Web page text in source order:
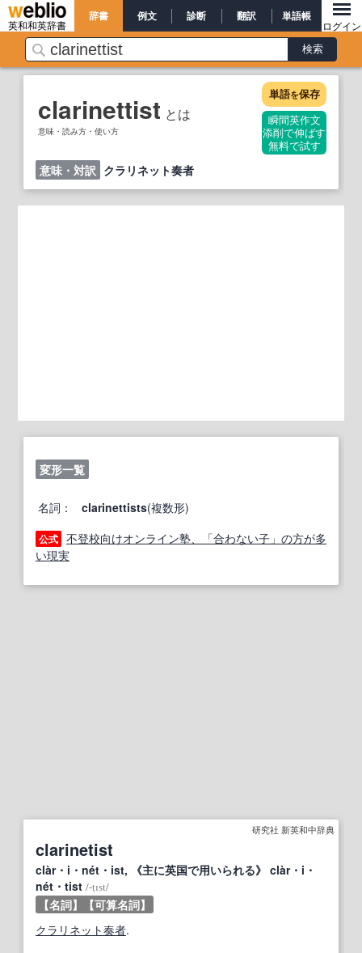
英和和英辞書
辞書 例文 診断 翻訳 単語帳
ログイン
clarinettist とは
意味・読み方・使い方
単語を保存
瞬間英作文
添削で伸ばす
無料で試す
意味・対訳 クラリネット奏者
変形一覧
名詞： clarinettists(複数形)
公式 不登校向けオンライン塾、「合わない子」の方が多
い現実
研究社 新英和中辞典
clarinetist
clàr・i・nét・ist, 《主に英国で用いられる》 clàr・i・
nét・tist /‐ṭɪst/
【名詞】
【可算名詞】
クラリネット奏者.